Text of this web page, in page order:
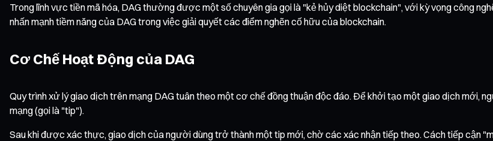
Trong lĩnh vực tiền mã hóa, DAG thường được một số chuyên gia gọi là "kẻ hủy diệt blockchain", với kỳ vọng công
nhấn mạnh tiềm năng của DAG trong việc giải quyết các điểm nghẽn cố hữu của blockchain.
Cơ Chế Hoạt Động của DAG
Quy trình xử lý giao dịch trên mạng DAG tuân theo một cơ chế đồng thuận độc đáo. Để khởi tạo một giao dịch mới,
mạng (gọi là "tip").
Sau khi được xác thực, giao dịch của người dùng trở thành một tip mới, chờ các xác nhận tiếp theo. Cách tiếp cận